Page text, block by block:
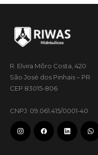
R. Elvira Môro Costa, 420
São José dos Pinhais – PR
CEP 83015-806
CNPJ: 09.061.415/0001-40